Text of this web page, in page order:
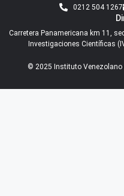
0212 504 1267
Carretera Panamericana km 11,
Investigaciones Científicas
© 2025 Instituto Venezolano